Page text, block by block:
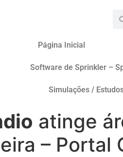
Página Inicial
Software de Sprinkler –
Simulações /
atinge
– Portal